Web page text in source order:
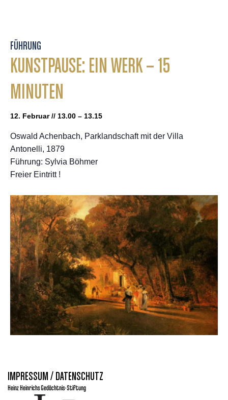
FÜHRUNG
KUNSTPAUSE: EIN WERK – 15
MINUTEN
12. Februar // 13.00 – 13.15
Oswald Achenbach, Parklandschaft mit der Villa
Antonelli, 1879
Führung: Sylvia Böhmer
Freier Eintritt !
IMPRESSUM / DATENSCHUTZ
Heinz Heinrichs Gedächtnis-Stiftung